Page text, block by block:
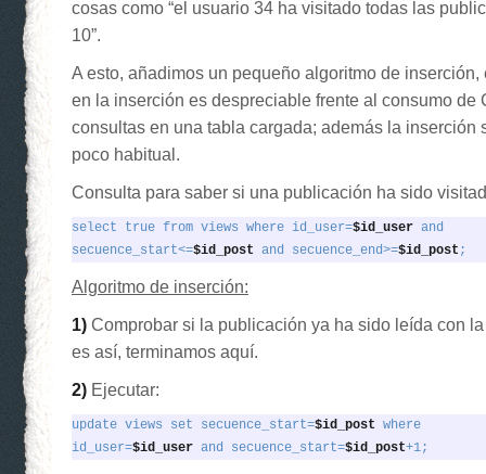
cosas como “el usuario 34 ha visitado todas las
10”.
A esto, añadimos un pequeño algoritmo de
en la inserción es despreciable frente al consumo de
consultas en una tabla cargada; además la inserción
poco habitual.
Consulta para saber si una publicación ha sido
select true from views where id_user=$id_user and
secuence_start<=$id_post and secuence_end>=$id_post ;
Algoritmo de inserción:
1) Comprobar si la publicación ya ha sido leída con
es así, terminamos aquí.
2) Ejecutar:
update views set secuence_start=$id_post where
id_user=$id_user and secuence_start=$id_post+1;